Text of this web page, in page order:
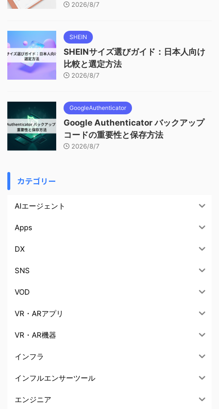
2026/8/7
SHEIN
SHEINサイズ選びガイド：日本人向け
比較と選定方法
2026/8/7
GoogleAuthenticator
Google Authenticator バックアップ
コードの重要性と保存方法
2026/8/7
カテゴリー
AIエージェント
Apps
DX
SNS
VOD
VR・ARアプリ
VR・AR機器
インフラ
インフルエンサーツール
エンジニア